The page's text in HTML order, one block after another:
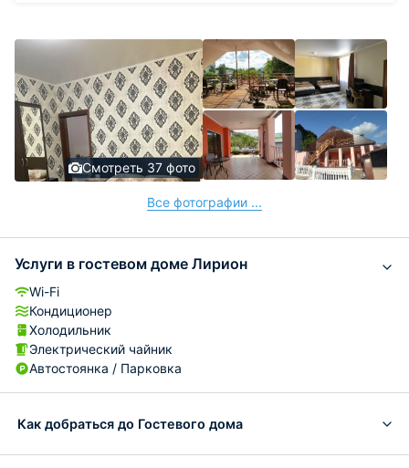
Смотреть 37 фото
Все фотографии ...
Услуги в гостевом доме Лирион
Wi-Fi
Кондиционер
Холодильник
Электрический чайник
Автостоянка / Парковка
Как добраться до Гостевого дома